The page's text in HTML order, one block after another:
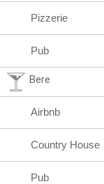
Pizzerie
Pub
Bere
Airbnb
Country House
Pub